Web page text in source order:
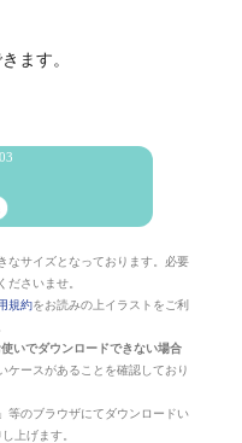
ます。
なサイズとなっております。必要
ださいませ。
規約をお読みの上イラストをご利
いでダウンロードできない場合
ケースがあることを確認しており
等のブラウザにてダウンロードい
上げます。